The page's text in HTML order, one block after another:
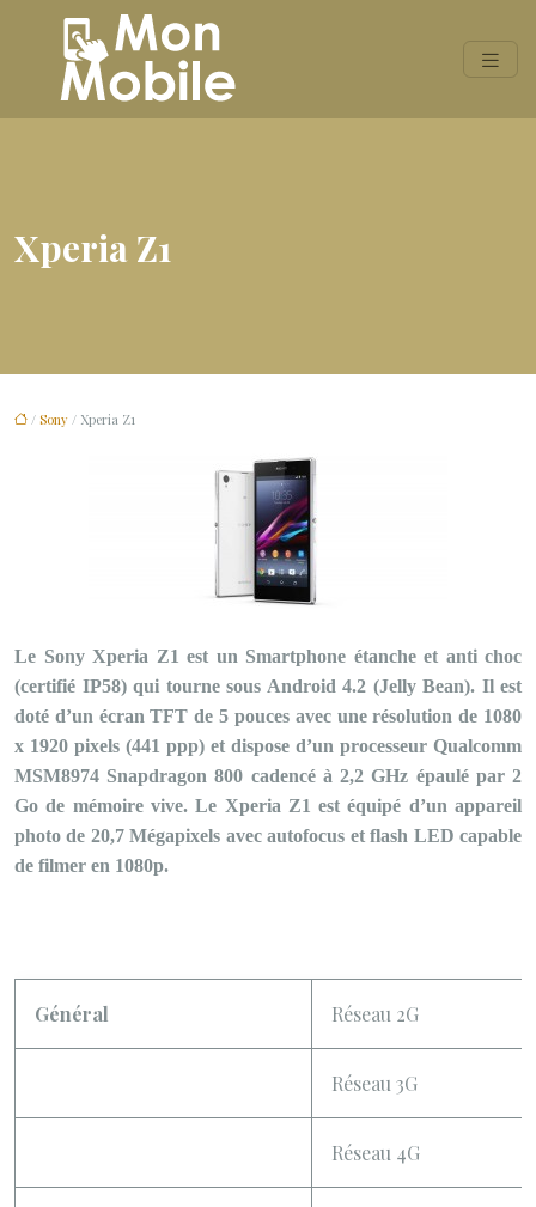
Xperia Z1
/ Sony / Xperia Z1
Le Sony Xperia Z1 est un Smartphone étanche et anti choc
(certifié IP58) qui tourne sous Android 4.2 (Jelly Bean). Il est
doté d’un écran TFT de 5 pouces avec une résolution de 1080
x 1920 pixels (441 ppp) et dispose d’un processeur Qualcomm
MSM8974 Snapdragon 800 cadencé à 2,2 GHz épaulé par 2
Go de mémoire vive. Le Xperia Z1 est équipé d’un appareil
photo de 20,7 Mégapixels avec autofocus et flash LED capable
de filmer en 1080p.
Général Réseau 2G
Réseau 3G
Réseau 4G